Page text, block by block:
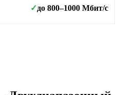
✓до 800–1000 Мбит/с